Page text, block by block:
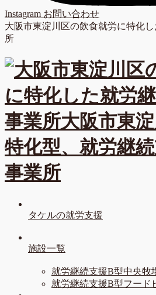
Instagram お問い合わせ
大阪市東淀川区の飲食就労に特化
所
タケルの就労支援
施設一覧
就労継続支援B型中央牧
就労継続支援B型フード